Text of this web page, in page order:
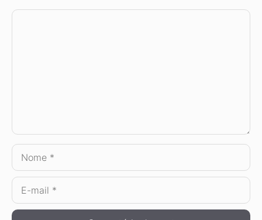
Comentário
Nome
E-
mail